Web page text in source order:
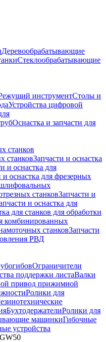
Деревообрабатывающие
Стеклообрабатывающие
инструментСтолы и
Устройства цифровой
Оснастка и запчасти для
станков
станковЗапчасти и оснастка
и оснастка для
и оснастка для фрезерных
шлифовальных
станковЗапчасти и
и оснастка для
для станков для обработки
комбинированных
станковЗапчасти
РВД
Ограничители
поддержки листаВалки
привод прижимной
Ролики для
БухтодержателиРолики для
машинкиГибочные
устройства